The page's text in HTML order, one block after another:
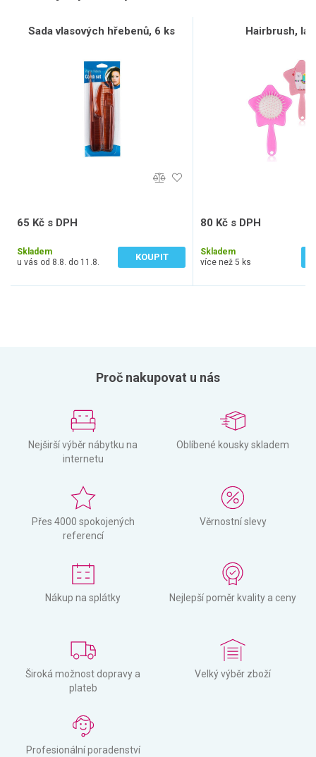
Sada vlasových hřebenů, 6 ks
65 Kč s DPH
Skladem
u vás od 8.8. do 11.8.
KOUPIT
Hairbrush,
80 Kč s DPH
Skladem
více než 5 ks
Proč nakupovat u nás
Nejširší výběr nábytku na
internetu
Oblíbené kousky skladem
Přes 4000 spokojených
referencí
Věrnostní slevy
Nákup na splátky Nejlepší poměr kvality a ceny
Široká možnost dopravy a
plateb
Velký výběr zboží
Profesionální poradenství